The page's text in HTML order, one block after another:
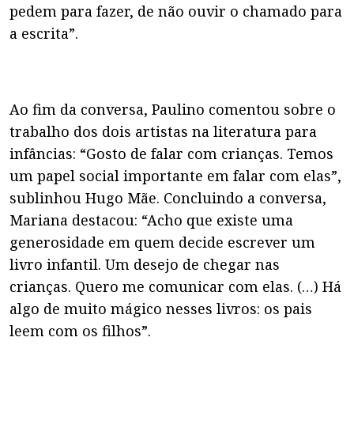
pedem para fazer, de não ouvir o chamado para
a escrita”.
Ao fim da conversa, Paulino comentou sobre o
trabalho dos dois artistas na literatura para
infâncias: “Gosto de falar com crianças. Temos
um papel social importante em falar com elas”,
sublinhou Hugo Mãe. Concluindo a conversa,
Mariana destacou: “Acho que existe uma
generosidade em quem decide escrever um
livro infantil. Um desejo de chegar nas
crianças. Quero me comunicar com elas. (…) Há
algo de muito mágico nesses livros: os pais
leem com os filhos”.